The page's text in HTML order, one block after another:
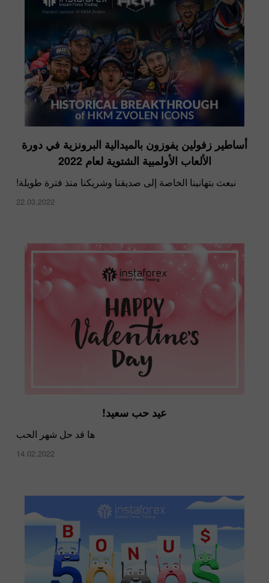
أساطير زفولين يفوزون بالميدالية البرونزية في دورة
الألعاب الأولمبية الشتوية لعام 2022
نبعث بتهانينا الخاصة إلى صديقنا وشريكنا منذ فترة طويلة!
22.03.2022
عيد حب سعيد!
ها قد حل شهر الحب
14.02.2022